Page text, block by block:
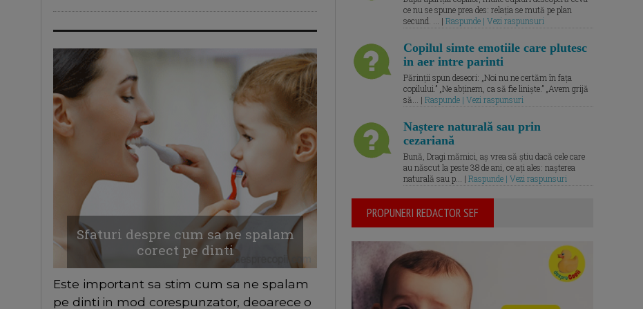
Sfaturi despre cum sa ne spalam
corect pe dinti
Este important sa stim cum sa ne spalam
pe dinti in mod corespunzator, deoarece o
ce nu se spune prea des: relația se mută pe plan
secund. ... | Raspunde | Vezi raspunsuri
Copilul simte emotiile care plutesc
in aer intre parinti
Părinții spun deseori: „Noi nu ne certăm în fața
copilului.” „Ne abținem, ca să fie liniște.” „Avem grijă
să... | Raspunde | Vezi raspunsuri
Naștere naturală sau prin
cezariană
Bună, Dragi mămici, aș vrea să știu dacă cele care
au născut la peste 38 de ani, ce ați ales: nașterea
naturală sau p... | Raspunde | Vezi raspunsuri
PROPUNERI REDACTOR SEF